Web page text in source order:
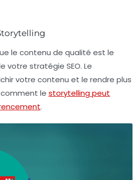
le contenu de qualité est le
votre stratégie SEO. Le
votre contenu et le rendre plus
le storytelling peut
.